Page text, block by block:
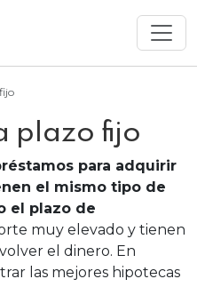
plazo fijo
para adquirir
el mismo tipo de
el plazo de
muy elevado y tienen
el dinero. En
las mejores hipotecas